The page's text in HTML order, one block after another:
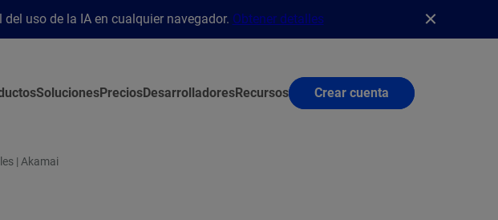
uso de la IA en cualquier navegador. Obtener detalles
SolucionesPreciosDesarrolladoresRecursos Crear cuenta
| Akamai